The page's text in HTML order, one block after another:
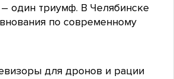
один триумф. В Челябинске
по современному
для дронов и рации